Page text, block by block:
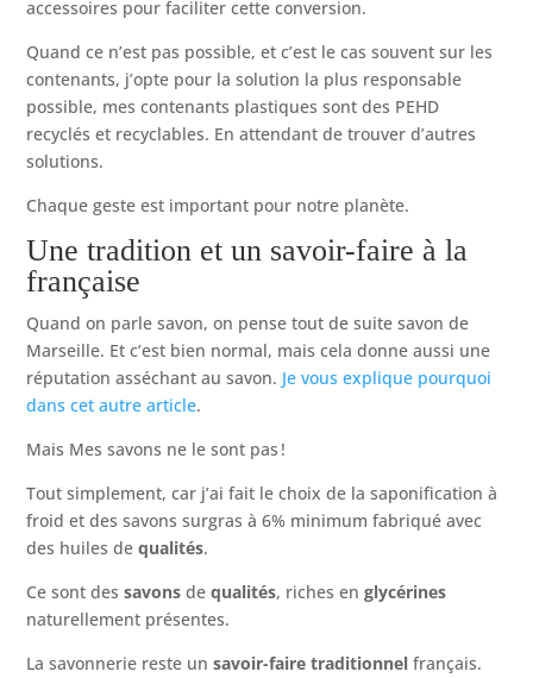
accessoires pour faciliter cette conversion.
Quand ce n’est pas possible, et c’est le cas souvent sur les
contenants, j’opte pour la solution la plus responsable
possible, mes contenants plastiques sont des PEHD
recyclés et recyclables. En attendant de trouver d’autres
solutions.
Chaque geste est important pour notre planète.
Une tradition et un savoir-faire à la
française
Quand on parle savon, on pense tout de suite savon de
Marseille. Et c’est bien normal, mais cela donne aussi une
réputation asséchant au savon. Je vous explique pourquoi
dans cet autre article.
Mais Mes savons ne le sont pas !
Tout simplement, car j’ai fait le choix de la saponification à
froid et des savons surgras à 6% minimum fabriqué avec
des huiles dequalités.
Ce sont dessavonsdequalités, riches englycérines
naturellement présentes.
La savonnerie reste unsavoir-faire traditionnelfrançais.